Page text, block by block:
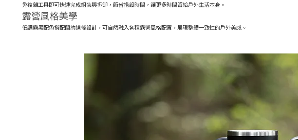
免複雜工具即可快速完成組裝與拆卸，節省搭設時間，讓更多時間留給戶外生活本身。
露營風格美學
低調霧黑配色搭配簡約線條設計，可自然融入各種露營風格配置，展現整體一致性的戶外美感。